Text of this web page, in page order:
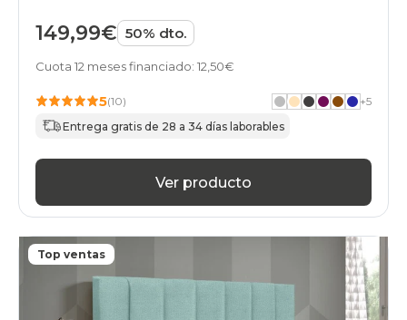
149,99€ 50% dto.
Cuota 12 meses financiado: 12,50€
5(10) +5
Entrega gratis de 28 a 34 días laborables
Ver producto
Top ventas